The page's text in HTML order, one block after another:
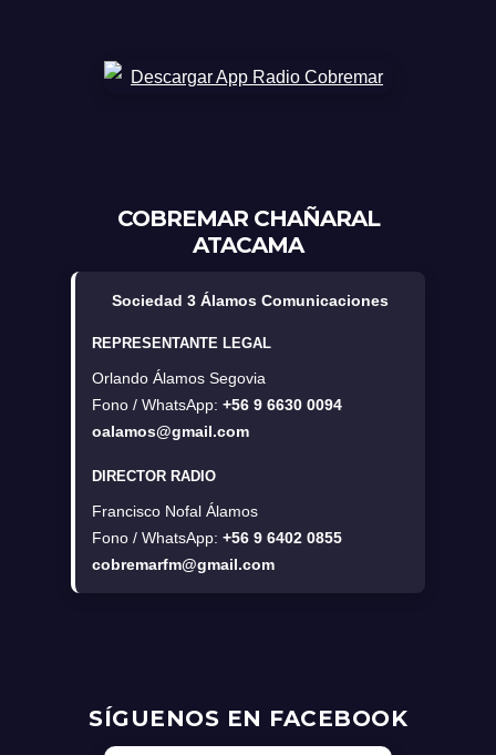
COBREMAR CHAÑARAL
ATACAMA
Sociedad 3 Álamos Comunicaciones
REPRESENTANTE LEGAL
Orlando Álamos Segovia
Fono / WhatsApp: +56 9 6630 0094
oalamos@gmail.com
DIRECTOR RADIO
Francisco Nofal Álamos
Fono / WhatsApp: +56 9 6402 0855
cobremarfm@gmail.com
SÍGUENOS EN FACEBOOK